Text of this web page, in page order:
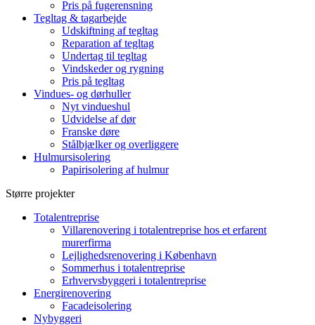
Pris på fugerensning
Tegltag & tagarbejde
Udskiftning af tegltag
Reparation af tegltag
Undertag til tegltag
Vindskeder og rygning
Pris på tegltag
Vindues- og dørhuller
Nyt vindueshul
Udvidelse af dør
Franske døre
Stålbjælker og overliggere
Hulmursisolering
Papirisolering af hulmur
Større projekter
Totalentreprise
Villarenovering i totalentreprise hos et erfarent
murerfirma
Lejlighedsrenovering i København
Sommerhus i totalentreprise
Erhvervsbyggeri i totalentreprise
Energirenovering
Facadeisolering
Nybyggeri